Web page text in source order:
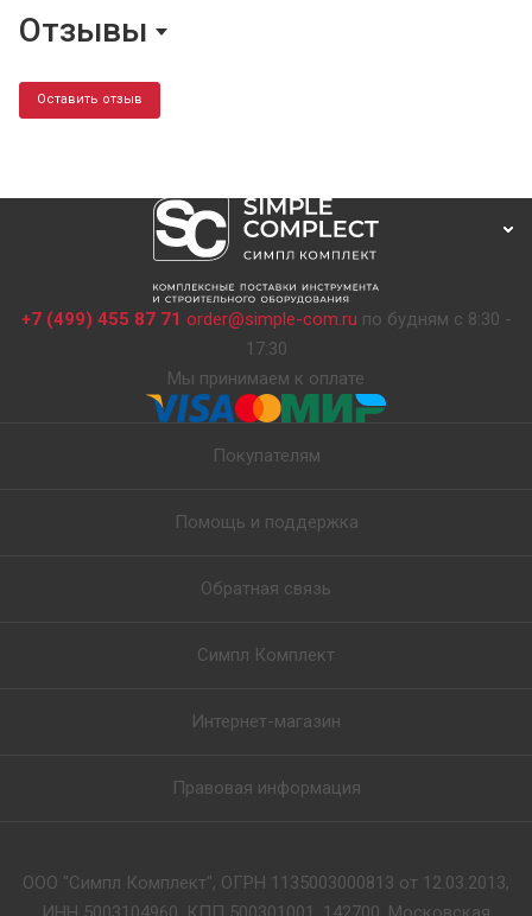
Отзывы
Оставить отзыв
+7 (499) 455 87 71 order@simple-com.ru по будням с 8:30 -
17:30
Мы принимаем к оплате
Покупателям
Помощь и поддержка
Обратная связь
Симпл Комплект
Интернет-магазин
Правовая информация
ООО "Симпл Комплект", ОГРН 1135003000813 от 12.03.2013,